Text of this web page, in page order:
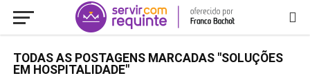
TODAS AS POSTAGENS MARCADAS "SOLUÇÕES
EM HOSPITALIDADE"